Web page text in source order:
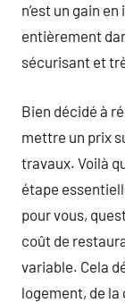
n’est un gain
entièrement
sécurisant et
Bien décidé à
mettre un prix
travaux. Voilà
étape
pour vous,
coût de
variable. Cela
logement, de